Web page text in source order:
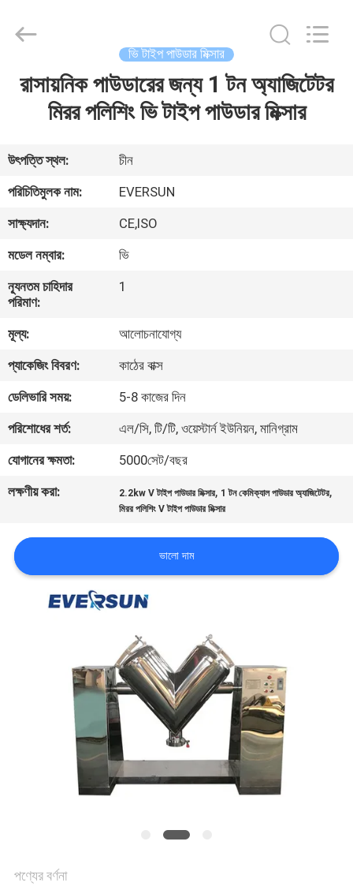
বাড়ি
VR
প্রদর্শন
আমাদের
সম্পর্কে
কারখানা
ভ্রমণ
মান
নিয়ন্ত্রণ
যোগাযোগ
উদ্ধৃতির
সাইটম্যাপ
গোপনীয়তা
Reserved.
ভি টাইপ পাউডার মিক্সার
রাসায়নিক পাউডারের জন্য 1 টন অ্যাজিটেটর
মিরর পলিশিং ভি টাইপ পাউডার মিক্সার
উৎপত্তি স্থল:
চীন
পরিচিতিমুলক নাম:
EVERSUN
সাক্ষ্যদান:
CE,ISO
মডেল নম্বার:
ভি
ন্যূনতম চাহিদার
পরিমাণ:
1
মূল্য:
আলোচনাযোগ্য
প্যাকেজিং বিবরণ:
কাঠের বাক্স
ডেলিভারি সময়:
5-8 কাজের দিন
পরিশোধের শর্ত:
এল/সি, টি/টি, ওয়েস্টার্ন ইউনিয়ন, মানিগ্রাম
যোগানের ক্ষমতা:
5000সেট/বছর
লক্ষণীয় করা:
2.2kw V টাইপ পাউডার মিক্সার, 1 টন কেমিক্যাল পাউডার অ্যাজিটেটর,
মিরর পলিশিং V টাইপ পাউডার মিক্সার
ভালো দাম
পণ্যের বর্ণনা